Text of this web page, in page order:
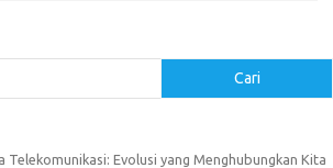
Cari
Telekomunikasi: Evolusi yang Menghubungkan Kita